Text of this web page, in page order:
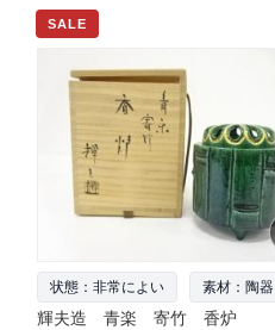
SALE
状態：非常によい 素材：陶器
輝夫造 青楽 寄竹 香炉